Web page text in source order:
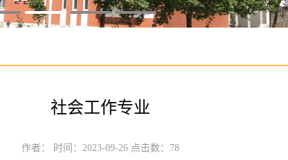
社会工作专业
作者： 时间：2023-09-26 点击数： 78